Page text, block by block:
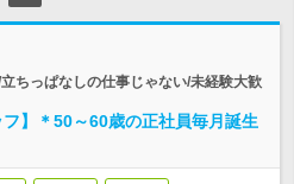
ちっぱなしの仕事じゃない/未経験大歓
】＊50～60歳の正社員毎月誕生